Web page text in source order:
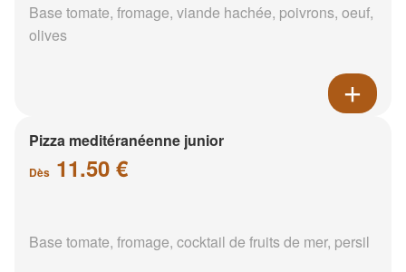
Base tomate, fromage, viande hachée, poivrons, oeuf,
olives
Pizza meditéranéenne junior
Dès 11.50 €
Base tomate, fromage, cocktail de fruits de mer, persil